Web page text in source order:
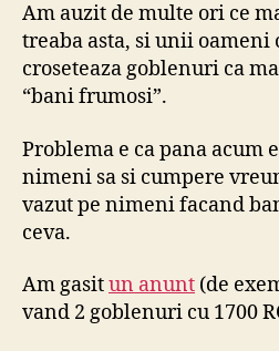
Am auzit de multe ori ce
treaba asta, si unii oameni
croseteaza goblenuri ca
“bani frumosi”.
Problema e ca pana acum
nimeni sa si cumpere
vazut pe nimeni facand
ceva.
Am gasitun anunt (de
vand 2 goblenuri cu 1700